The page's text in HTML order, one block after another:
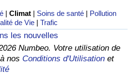
|Climat | Soins de santé | Pollution
de Vie |Trafic
les nouvelles
Numbeo. Votre utilisation de
nos Conditions d'Utilisation et
pays